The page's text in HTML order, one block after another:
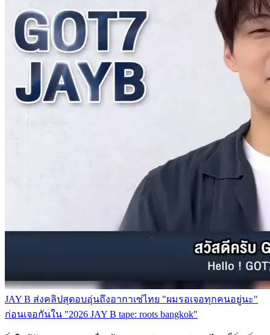
JAY B ส่งคลิปสุดอบอุ่นถึงอากาเซ่ไทย "ผมรอเจอทุกคนอยู่นะ"
ก่อนเจอกันใน "2026 JAY B tape: roots bangkok"